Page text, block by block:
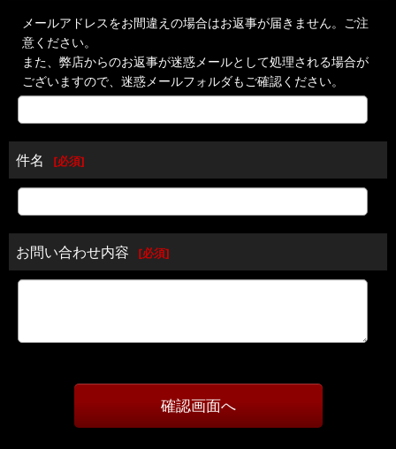
メールアドレスをお間違えの場合はお返事が届きません。ご注
意ください。
また、弊店からのお返事が迷惑メールとして処理される場合が
ございますので、迷惑メールフォルダもご確認ください。
件名 [必須]
お問い合わせ内容 [必須]
確認画面へ